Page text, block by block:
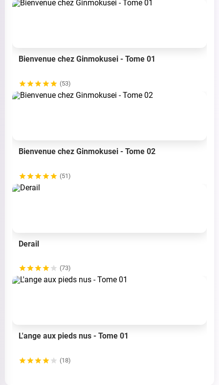
Bienvenue chez Ginmokusei - Tome 01
(53)
Bienvenue chez Ginmokusei - Tome 02
(51)
Derail
(73)
L'ange aux pieds nus - Tome 01
(18)